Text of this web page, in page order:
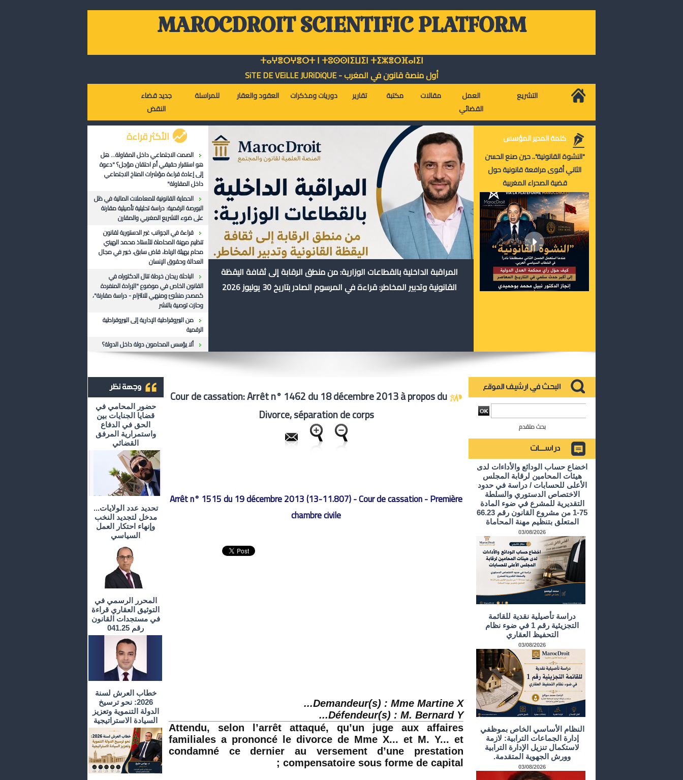
MAROCDROIT SCIENTIFIC PLATFORM
ⵜⴰⵖⴻⵔⵖⴻⵔⵜ ⵏ ⵜⵓⵙⵙⵏⵉⵡⵉⵏ ⵜⵉⵣⴻⵔⴼⴰⵏⵉⵏ
أول منصة قانون في المغرب - SiTE DE VEiLLE JURiDiQUE
جديد قضاء
النقض
للمراسلة العقود والعقار دوريات ومذكرات تقارير مكتبة مقالات
العمل
القضائي
التشريع
الأكثر قراءة
الصمت الاجتماعي داخل المقاولة... هل
هو استقرار حقيقي أم احتقان مؤجل؟ "دعوة
إلى إعادة قراءة مؤشرات المناخ الاجتماعي
داخل المقاولة"
الحماية القانونية للمعاملات المالية في ظل
البورصة الرقمية: دراسة تحليلية تأصيلية مقارنة
على ضوء التشريع المغربي والمقارن
قراءة في الجوانب غير الدستورية لقانون
تنظيم مهنة المحاماة للأستاذ محمد الهيني
محام بهيئة الرباط، قاض سابق، خبير في مجال
العدالة وحقوق الإنسان
الباحثة ريحان خرطة تنال الدكتوراه في
القانون الخاص في موضوع "الإرادة المنفردة
كمصدر منشئ ومنهي للالتزام - دراسة مقارنة"،
وحازت توصية بالنشر
من البيروقراطية الإدارية إلى البيروقراطية
الرقمية
ألا يؤسس المحامون دولة داخل الدولة؟
المراقبة الداخلية بالقطاعات الوزارية: من منطق الرقابة إلى ثقافة اليقظة
القانونية وتدبير المخاطر: قراءة في المرسوم الصادر بتاريخ 30 يوليوز 2026
كلمة المدير المؤسس
"النشوة القانونية".. حين صنع الحسن
الثاني أقوى مرافعة قانونية حول
قضية الصحراء المغربية
حضور المحامي في
قضايا الجنايات بين
الحق في الدفاع
واستمرارية المرفق
القضائي
تحديد عدد الولايات...
مدخل لتجديد النخب
وإنهاء احتكار العمل
السياسي
المحرر الرسمي في
التوثيق العقاري قراءة
في مستجدات القانون
رقم 041.25
خطاب العرش لسنة
2026: نحو ترسيخ
الدولة التنموية وتعزيز
السيادة الاستراتيجية
Cour de cassation: Arrêt n° 1462 du 18 décembre 2013 à propos du
Divorce, séparation de corps
Arrêt n° 1515 du 19 décembre 2013 (13-11.807) - Cour de cassation - Première
chambre civile
Demandeur(s) : Mme Martine X...
Défendeur(s) : M. Bernard Y...
Attendu, selon l’arrêt attaqué, qu’un juge aux affaires
familiales a prononcé le divorce de Mme X... et M. Y... et
condamné ce dernier au versement d’une prestation
compensatoire sous forme de capital ;
بحث متقدم
اخضاع حساب الودائع والأداءات لدى
هيئات المحامين لرقابة المجلس
الأعلى للحسابات / دراسة في حدود
الاختصاص الدستوري والسلطة
التقديرية للمشرع في ضوء المادة
75-1 من مشروع القانون رقم 66.23
المتعلق بتنظيم مهنة المحاماة
03/08/2026
دراسة تأصيلية نقدية للقائمة
التجزيئية رقم 1 في ضوء نظام
التحفيظ العقاري
03/08/2026
النظام الأساسي الخاص بموظفي
إدارة الجماعات الترابية: لازمة
لاستكمال تنزيل الإدارة الترابية
وورش الجهوية المتقدمة.
03/08/2026